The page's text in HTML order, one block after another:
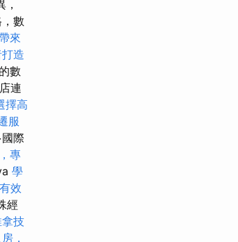
數
來
造
數
連
擇高
服
際
專
學
效
經
技
，